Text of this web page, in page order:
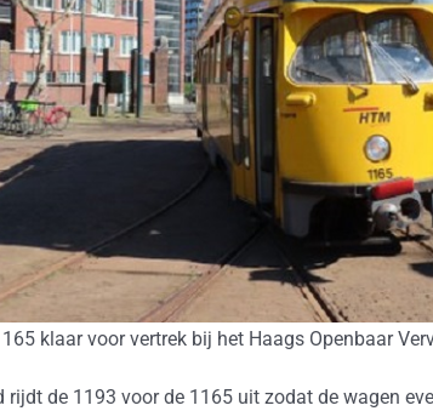
klaar voor vertrek bij het Haags Openbaar
rijdt de 1193 voor de 1165 uit zodat de wagen